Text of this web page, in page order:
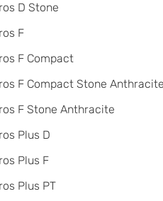
D Stone
F
F Compact
F Compact Stone Anthracite
F Stone Anthracite
Plus D
Plus F
Plus PT